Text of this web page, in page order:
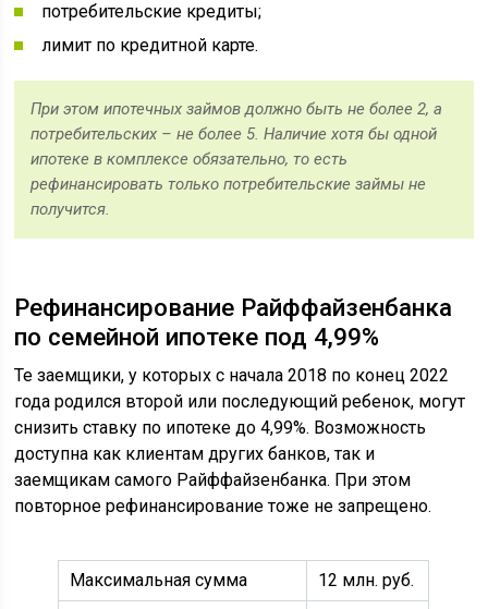
потребительские кредиты;
лимит по кредитной карте.
При этом ипотечных займов должно быть не более 2, а
потребительских – не более 5. Наличие хотя бы одной
ипотеке в комплексе обязательно, то есть
рефинансировать только потребительские займы не
получится.
Рефинансирование Райффайзенбанка
по семейной ипотеке под 4,99%
Те заемщики, у которых с начала 2018 по конец 2022
года родился второй или последующий ребенок, могут
снизить ставку по ипотеке до 4,99%. Возможность
доступна как клиентам других банков, так и
заемщикам самого Райффайзенбанка. При этом
повторное рефинансирование тоже не запрещено.
Максимальная сумма
12 млн. руб.